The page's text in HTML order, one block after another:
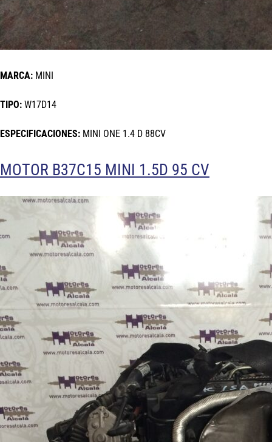
MARCA: MINI
TIPO: W17D14
ESPECIFICACIONES: MINI ONE 1.4 D 88CV
MOTOR B37C15 MINI 1.5D 95 CV